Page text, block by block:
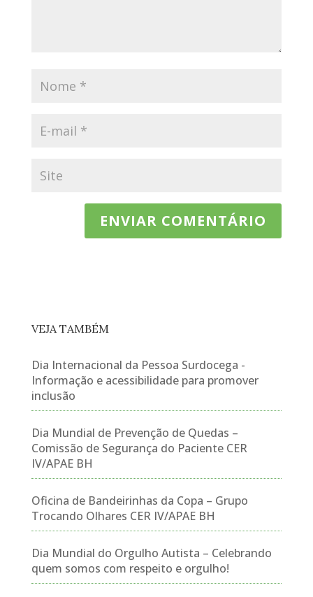
VEJA TAMBÉM
Dia Internacional da Pessoa Surdocega -
Informação e acessibilidade para promover
inclusão
Dia Mundial de Prevenção de Quedas –
Comissão de Segurança do Paciente CER
IV/APAE BH
Oficina de Bandeirinhas da Copa – Grupo
Trocando Olhares CER IV/APAE BH
Dia Mundial do Orgulho Autista – Celebrando
quem somos com respeito e orgulho!